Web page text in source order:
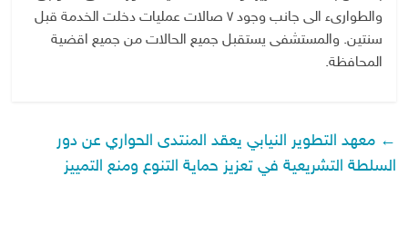
والطوارىء الى جانب وجود ٧ صالات عمليات دخلت الخدمة قبل
سنتين. والمستشفى يستقبل جميع الحالات من جميع اقضية
المحافظة.
← معهد التطوير النيابي يعقد المنتدى الحواري عن دور
السلطة التشريعية في تعزيز حماية التنوع ومنع التمييز